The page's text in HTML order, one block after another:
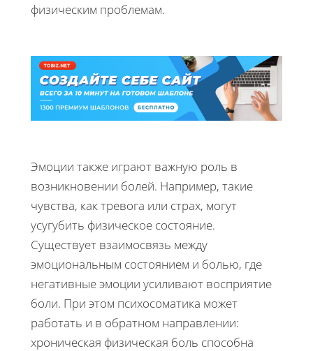
физическим проблемам.
Эмоции также играют важную роль в
возникновении болей. Например, такие
чувства, как тревога или страх, могут
усугубить физическое состояние.
Существует взаимосвязь между
эмоциональным состоянием и болью, где
негативные эмоции усиливают восприятие
боли. При этом психосоматика может
работать и в обратном направлении:
хроническая физическая боль способна